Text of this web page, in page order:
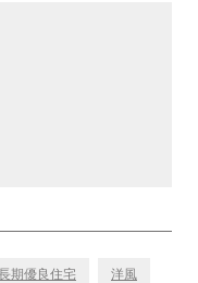
期優良住宅 洋風